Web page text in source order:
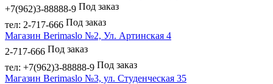
+7(962)3-88888-9 Под заказ
тел: 2-717-666 Под заказ
Магазин Berimaslo №2, Ул. Артинская 4
2-717-666 Под заказ
тел: +7(962)3-88888-9 Под заказ
Магазин Berimaslo №3, ул. Студенческая 35